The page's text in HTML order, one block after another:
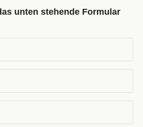
unten stehende Formular